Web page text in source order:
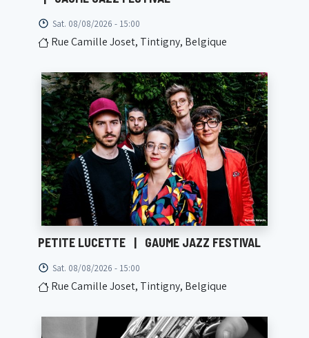
Sat. 08/08/2026 - 15:00
Rue Camille Joset, Tintigny, Belgique
PETITE LUCETTE | GAUME JAZZ FESTIVAL
Sat. 08/08/2026 - 15:00
Rue Camille Joset, Tintigny, Belgique